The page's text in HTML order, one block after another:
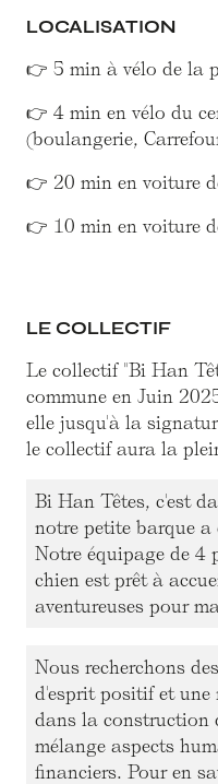
LOCALISATION
👉 5 min à vélo de la
👉 4 min en vélo du
(boulangerie,
👉 20 min en voiture
👉 10 min en voiture
LE COLLECTIF
Le collectif "Bi Han
commune en Juin
elle jusqu'à la
le collectif aura la
Bi Han Têtes, c'est
notre petite barque a
Notre équipage de 4
chien est prêt à
aventureuses pour
Nous recherchons
d'esprit positif et une
dans la construction
mélange aspects
financiers. Pour en